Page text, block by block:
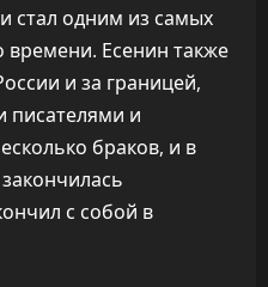
стал одним из самых
времени. Есенин также
и за границей,
писателями и
браков, и в
с собой в